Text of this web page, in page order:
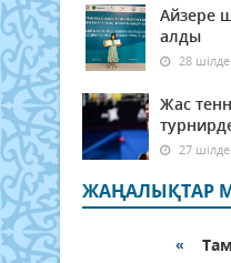
Айзере
алды
28
Жас
27
ЖАҢАЛЫҚТАР
«